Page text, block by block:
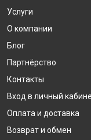
Услуги
О компании
Блог
Партнёрство
Контакты
Вход в личный
Оплата и доставка
Возврат и обмен